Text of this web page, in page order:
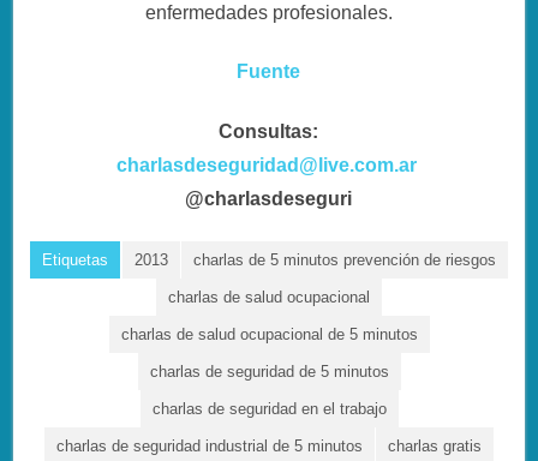
enfermedades profesionales.
Fuente
Consultas:
charlasdeseguridad@live.com.ar
@charlasdeseguri
Etiquetas 2013 charlas de 5 minutos prevención de riesgos
charlas de salud ocupacional
charlas de salud ocupacional de 5 minutos
charlas de seguridad de 5 minutos
charlas de seguridad en el trabajo
charlas de seguridad industrial de 5 minutos charlas gratis